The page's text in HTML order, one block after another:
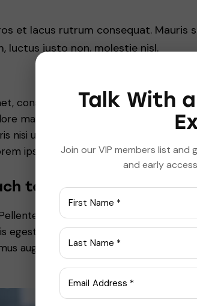
et lacus rutrum consequat. Mauris
luctus justo non, molestie nisl.
consectetur adipisicing elit, sed do
magna aliqua. Ut enim ad minim
nisi ut aliquip ex ea commodo
ipsum dolor sit amet, consectetur
to every project
habitant morbi tristique
egestas. Fusce gravida, ligula non
augue magna accumsan ante. Duis id
Talk With
Join our VIP members list
and early